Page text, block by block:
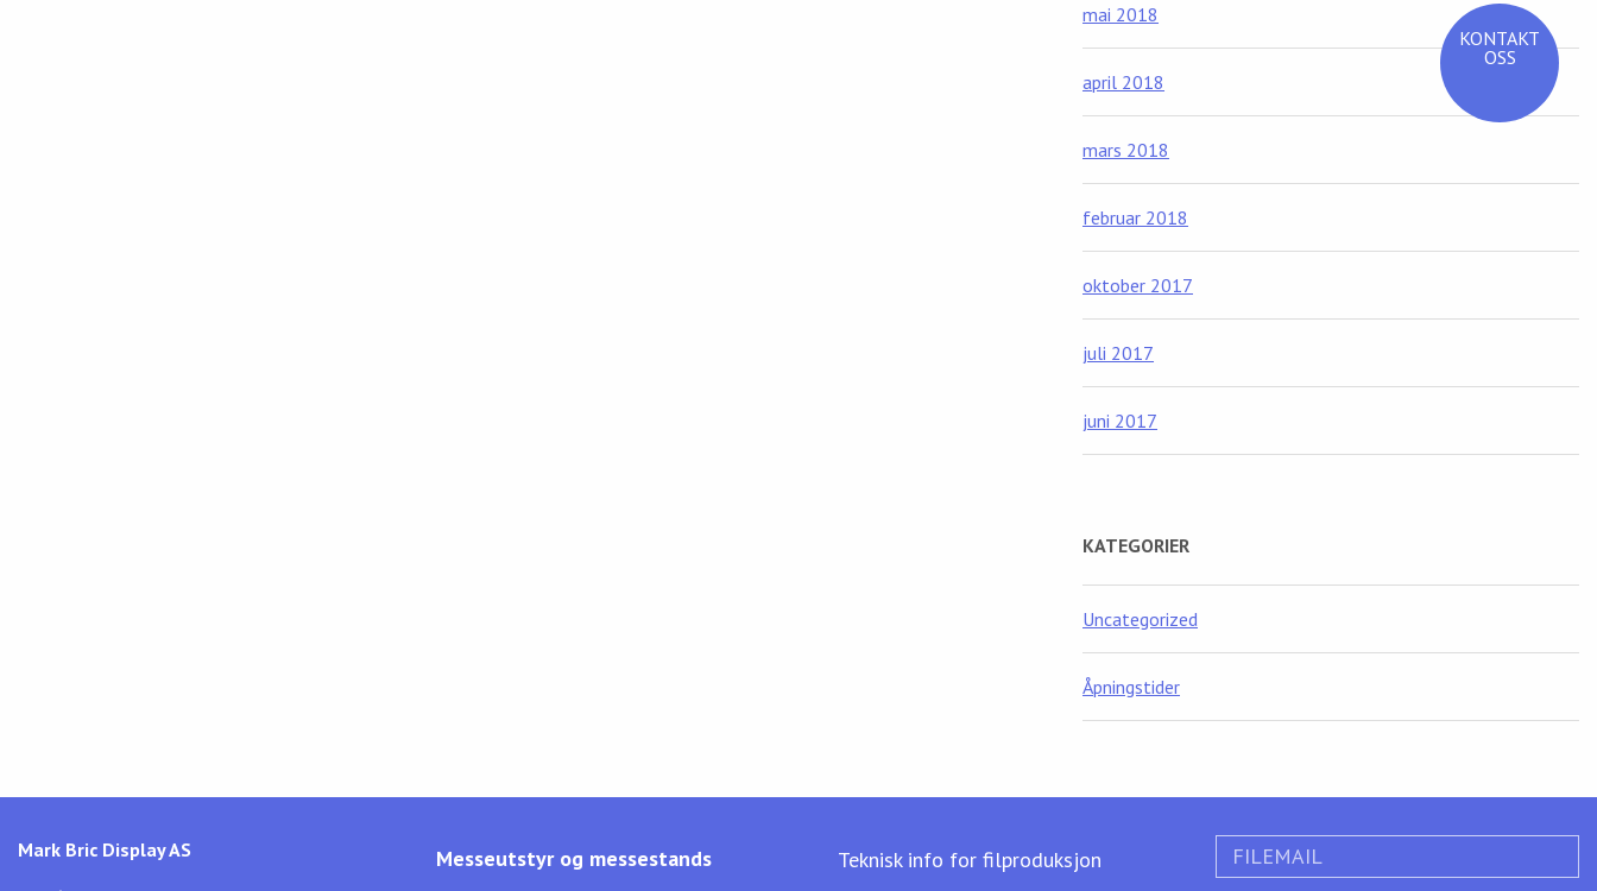
KONTAKT
OSS
mai 2018
april 2018
mars 2018
februar 2018
oktober 2017
juli 2017
juni 2017
KATEGORIER
Uncategorized
Åpningstider
Messeutstyr og messestands Teknisk info for filproduksjon FILEMAIL
Mark Bric Display AS